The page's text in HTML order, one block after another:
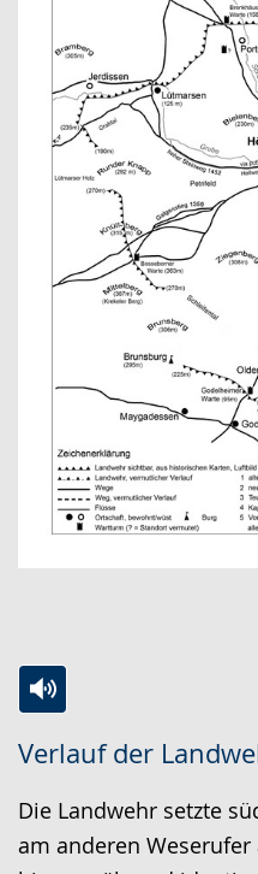
Verlauf der
Leichten
Sprache
wechseln.
Audio-
Unterstützung.
Video
in
Deutscher
Die Landwehr setzte
am anderen